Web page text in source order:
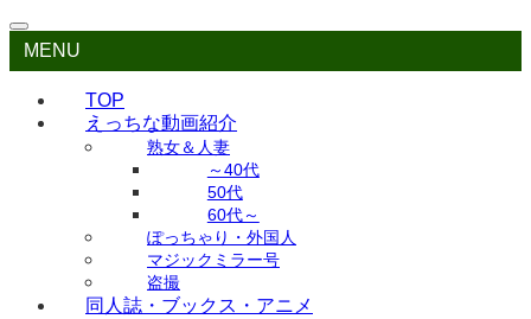
MENU
TOP
えっちな動画紹介
熟女＆人妻
～40代
50代
60代～
ぽっちゃり・外国人
マジックミラー号
盗撮
同人誌・ブックス・アニメ